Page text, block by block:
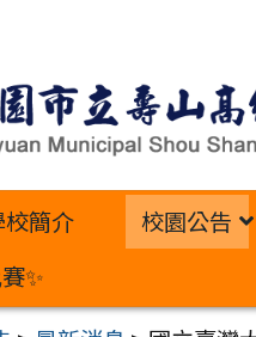
校簡介 校園公告
✨